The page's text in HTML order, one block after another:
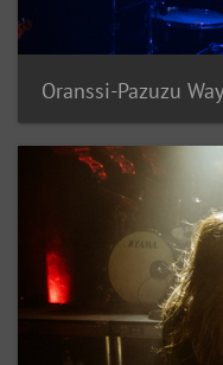
Oranssi-Pazuzu